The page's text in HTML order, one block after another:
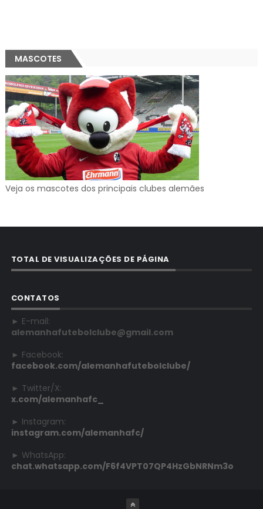
MASCOTES
Veja os mascotes dos principais clubes alemães
TOTAL DE VISUALIZAÇÕES DE PÁGINA
CONTATOS
► E-mail:
alemanhafutebolclube@gmail.com
► Facebook:
facebook.com/alemanhafutebolclube/
► Twitter/X:
x.com/alemanhafc_
► Instagram:
instagram.com/alemanhafc/
► WhatsApp:
chat.whatsapp.com/F6f4VPT07QP4HzGbNRNm3o